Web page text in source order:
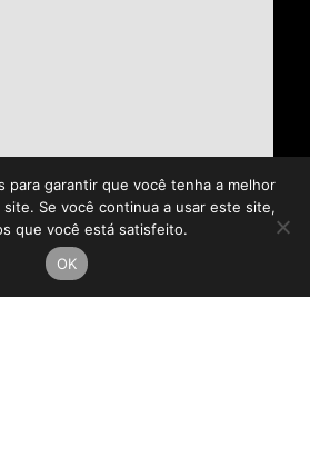
para garantir que você tenha a melhor
Se você continua a usar este site,
que você está satisfeito.
OK